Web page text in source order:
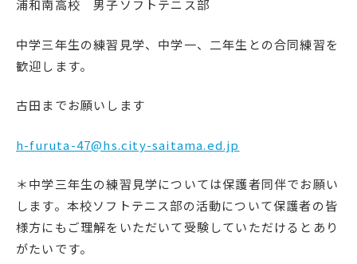
保健室より
図書室より
事務室より
在校生の皆さんへ
保護者の方へ
地域の皆様へ
アクセス
お問い合わせ
English
プライバシーポリシー
浦和南高校 男子ソフトテニス部
中学三年生の練習見学、中学一、二年生との合同練習を
歓迎します。
古田までお願いします
h-furuta-47@hs.city-saitama.ed.jp
＊中学三年生の練習見学については保護者同伴でお願い
します。本校ソフトテニス部の活動について保護者の皆
様方にもご理解をいただいて受験していただけるとあり
がたいです。